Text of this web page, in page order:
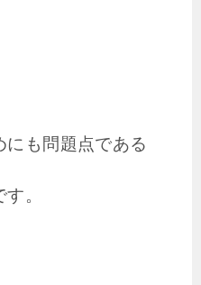
にも問題点である
。